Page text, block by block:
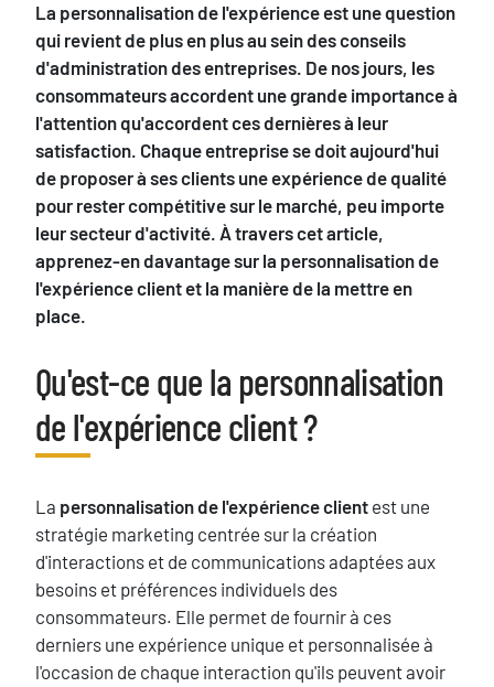
La personnalisation de l'expérience est une question
qui revient de plus en plus au sein des conseils
d'administration des entreprises. De nos jours, les
consommateurs accordent une grande importance à
l'attention qu'accordent ces dernières à leur
satisfaction. Chaque entreprise se doit aujourd'hui
de proposer à ses clients une expérience de qualité
pour rester compétitive sur le marché, peu importe
leur secteur d'activité. À travers cet article,
apprenez-en davantage sur la personnalisation de
l'expérience client et la manière de la mettre en
place.
Titre
Qu'est-ce que la personnalisation
de l'expérience client ?
Texte
La personnalisation de l'expérience client est une
stratégie marketing centrée sur la création
d'interactions et de communications adaptées aux
besoins et préférences individuels des
consommateurs. Elle permet de fournir à ces
derniers une expérience unique et personnalisée à
l'occasion de chaque interaction qu'ils peuvent avoir